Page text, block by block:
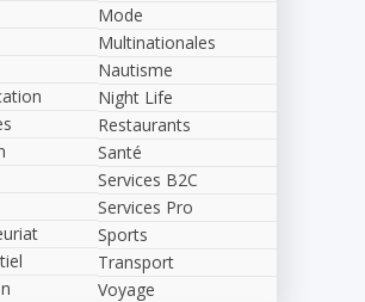
Mode
Multinationales
Nautisme
Night Life
Restaurants
Santé
Services B2C
Services Pro
Sports
Transport
Voyage